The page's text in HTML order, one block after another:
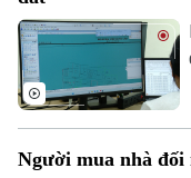
Tư vấn sức khỏe
Quần vợt
Golf
Tin tức
Sao
Điện ảnh
Đã phát sóng
Người mua nhà